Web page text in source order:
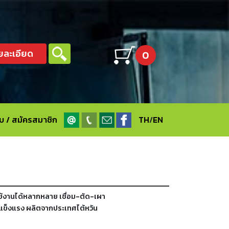
ะเอียด 0
/ สมัครสมาชิก TH/EN
งานได้หลากหลาย เชื่อม-ตัด-เผา
งแรง ผลิตจากประเทศไต้หวัน